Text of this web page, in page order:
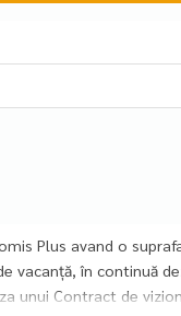
Plus avand o
vacanță, în continuă
unui Contract de